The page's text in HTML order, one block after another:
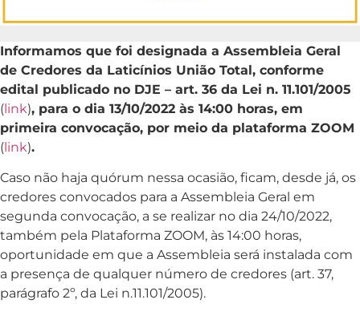
Informamos que foi designada a Assembleia Geral
de Credores da Laticínios União Total, conforme
edital publicado no DJE – art. 36 da Lei n. 11.101/2005
(link), para o dia 13/10/2022 às 14:00 horas, em
primeira convocação, por meio da plataforma ZOOM
(link).
Caso não haja quórum nessa ocasião, ficam, desde já, os
credores convocados para a Assembleia Geral em
segunda convocação, a se realizar no dia 24/10/2022,
também pela Plataforma ZOOM, às 14:00 horas,
oportunidade em que a Assembleia será instalada com
a presença de qualquer número de credores (art. 37,
parágrafo 2º, da Lei n.11.101/2005).